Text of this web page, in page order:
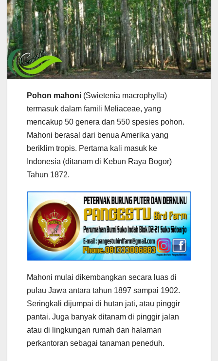
Pohon mahoni (Swietenia macrophylla)
termasuk dalam famili Meliaceae, yang
mencakup 50 genera dan 550 spesies pohon.
Mahoni berasal dari benua Amerika yang
beriklim tropis. Pertama kali masuk ke
Indonesia (ditanam di Kebun Raya Bogor)
Tahun 1872.
Mahoni mulai dikembangkan secara luas di
pulau Jawa antara tahun 1897 sampai 1902.
Seringkali dijumpai di hutan jati, atau pinggir
pantai. Juga banyak ditanam di pinggir jalan
atau di lingkungan rumah dan halaman
perkantoran sebagai tanaman peneduh.